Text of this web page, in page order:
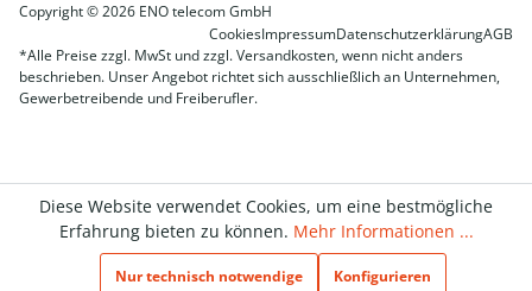
Copyright © 2026 ENO telecom GmbH
CookiesImpressumDatenschutzerklärungAGB
*Alle Preise zzgl. MwSt und zzgl. Versandkosten, wenn nicht anders
beschrieben. Unser Angebot richtet sich ausschließlich an Unternehmen,
Gewerbetreibende und Freiberufler.
Diese Website verwendet Cookies, um eine bestmögliche
Erfahrung bieten zu können. Mehr Informationen ...
Nur technisch notwendige Konfigurieren